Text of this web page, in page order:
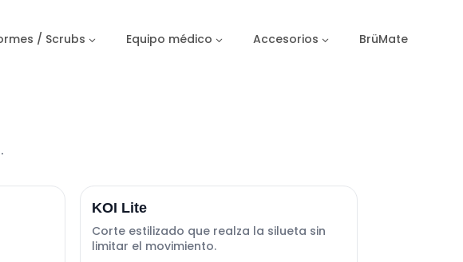
/ Scrubs Equipo médico Accesorios BrüMate
KOI Lite
Corte estilizado que realza la silueta sin
limitar el movimiento.